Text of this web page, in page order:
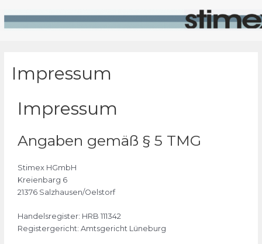
Impressum
Impressum
Angaben gemäß § 5 TMG
Stimex HGmbH
Kreienbarg 6
21376 Salzhausen/Oelstorf
Handelsregister: HRB 111342
Registergericht: Amtsgericht Lüneburg